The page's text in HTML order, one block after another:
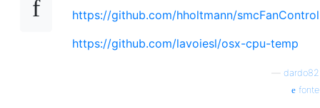
https://github.com/hholtmann/smcFanControl
https://github.com/lavoiesl/osx-cpu-temp
dardo82
fonte